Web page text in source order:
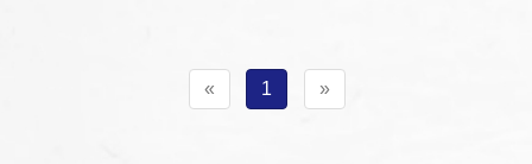
« 1 »